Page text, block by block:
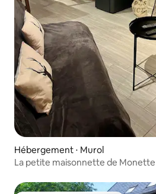
Hébergement ⋅ Murol
La petite maisonnette de Monette